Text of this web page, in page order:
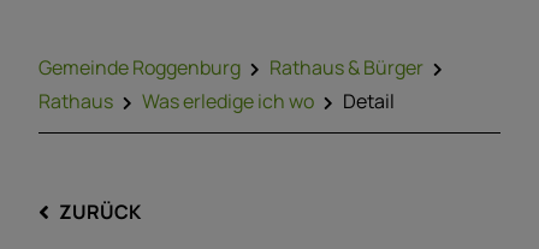
Gemeinde Roggenburg
Rathaus & Bürger
Rathaus
Was erledige ich wo Detail
ZURÜCK